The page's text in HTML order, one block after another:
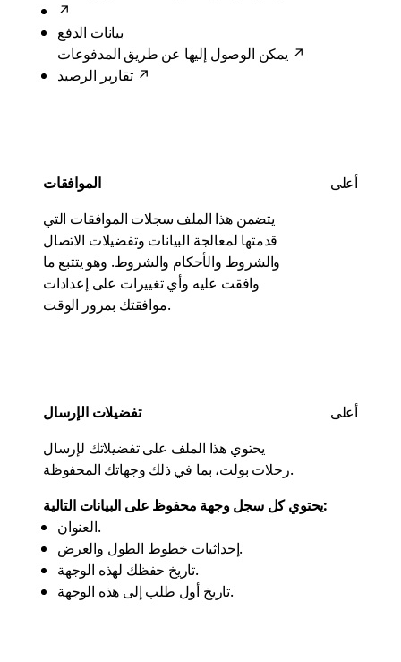
↗
بيانات الدفع
يمكن الوصول إليها عن طريق المدفوعات ↗
تقارير الرصيد↗
الموافقات
أعلى
يتضمن هذا الملف سجلات الموافقات التي
قدمتها لمعالجة البيانات وتفضيلات الاتصال
والشروط والأحكام والشروط. وهو يتتبع ما
وافقت عليه وأي تغييرات على إعدادات
موافقتك بمرور الوقت.
تفضيلات الإرسال
أعلى
يحتوي هذا الملف على تفضيلاتك لإرسال
رحلات بولت، بما في ذلك وجهاتك المحفوظة.
يحتوي كل سجل وجهة محفوظ على البيانات التالية:
العنوان.
إحداثيات خطوط الطول والعرض.
تاريخ حفظك لهذه الوجهة.
تاريخ أول طلب إلى هذه الوجهة.